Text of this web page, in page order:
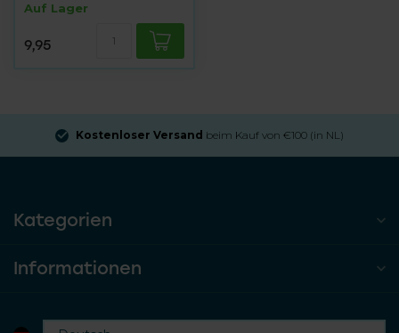
Auf Lager
9,95
Kostenloser Versand beim Kauf von €100 (in NL)
Kategorien
Informationen